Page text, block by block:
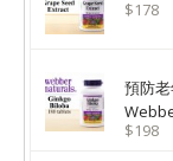
$178
預防
$198